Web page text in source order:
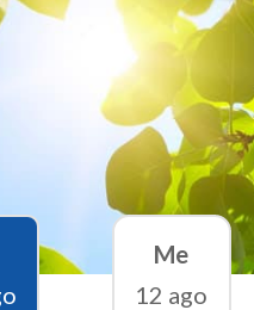
Me
12 ago